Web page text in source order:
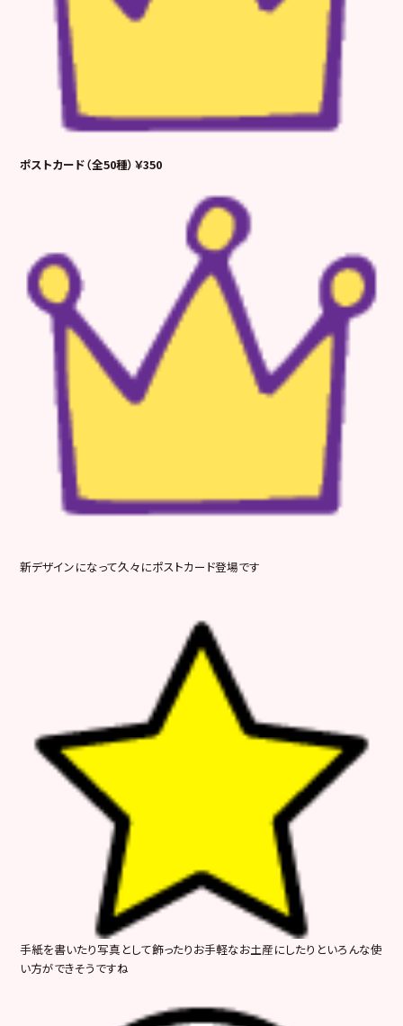
ポストカード（全50種）￥350
新デザインになって久々にポストカード登場です
手紙を書いたり写真として飾ったりお手軽なお土産にしたりといろんな使
い方ができそうですね